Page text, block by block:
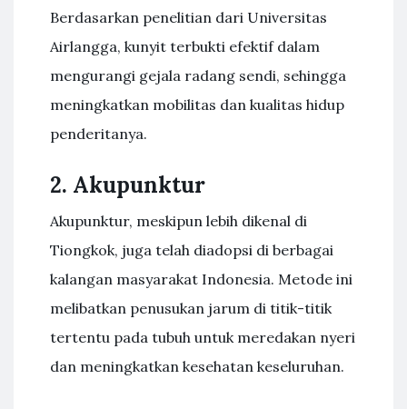
Berdasarkan penelitian dari Universitas
Airlangga, kunyit terbukti efektif dalam
mengurangi gejala radang sendi, sehingga
meningkatkan mobilitas dan kualitas hidup
penderitanya.
2. Akupunktur
Akupunktur, meskipun lebih dikenal di
Tiongkok, juga telah diadopsi di berbagai
kalangan masyarakat Indonesia. Metode ini
melibatkan penusukan jarum di titik-titik
tertentu pada tubuh untuk meredakan nyeri
dan meningkatkan kesehatan keseluruhan.